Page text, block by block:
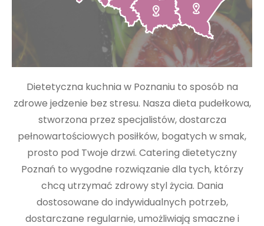
Dietetyczna kuchnia w Poznaniu to sposób na
zdrowe jedzenie bez stresu. Nasza dieta pudełkowa,
stworzona przez specjalistów, dostarcza
pełnowartościowych posiłków, bogatych w smak,
prosto pod Twoje drzwi. Catering dietetyczny
Poznań to wygodne rozwiązanie dla tych, którzy
chcą utrzymać zdrowy styl życia. Dania
dostosowane do indywidualnych potrzeb,
dostarczane regularnie, umożliwiają smaczne i